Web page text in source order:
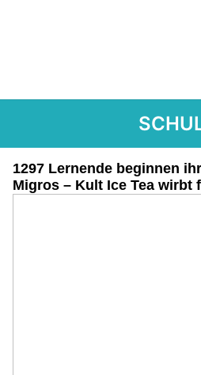
1297 Lernende beginnen
Migros – Kult Ice Tea wirbt